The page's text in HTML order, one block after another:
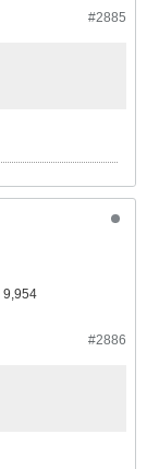
#2885
9,954
#2886